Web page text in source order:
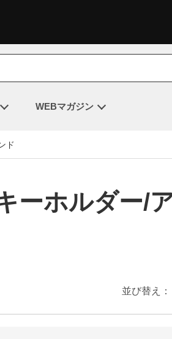
WEBマガジン
ド
ーホルダー/
並び替え：